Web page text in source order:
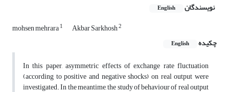
نویسندگان English
mohsen mehrara1 Akbar Sarkhosh2
چکیده English
In this paper, asymmetric effects of exchange rate fluctuation
(according to positive and negative shocks) on real output were
investigated. In the meantime, the study of behaviour of real output